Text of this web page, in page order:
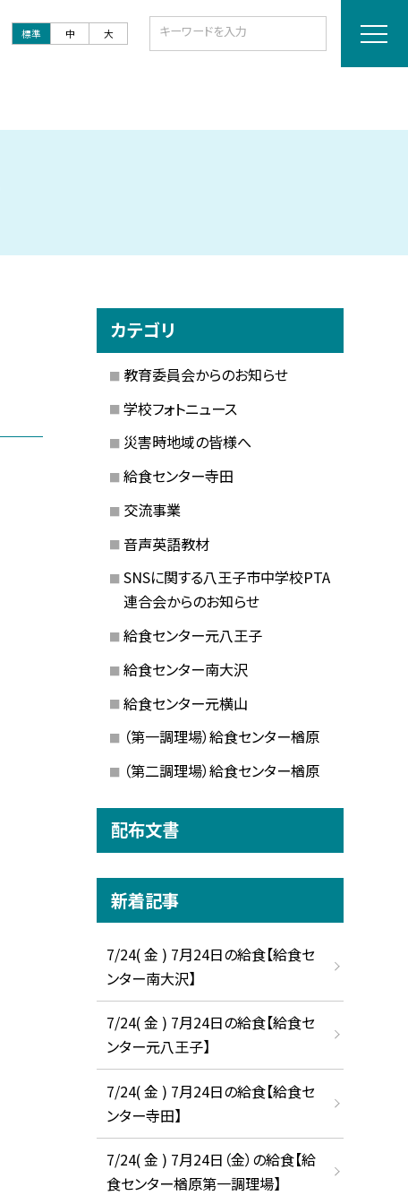
標準 中 大
カテゴリ
教育委員会からのお知らせ
学校フォトニュース
災害時地域の皆様へ
給食センター寺田
交流事業
音声英語教材
SNSに関する八王子市中学校PTA
連合会からのお知らせ
給食センター元八王子
給食センター南大沢
給食センター元横山
（第一調理場）給食センター楢原
（第二調理場）給食センター楢原
配布文書
新着記事
7/24( 金 ) 7月24日の給食【給食セ
ンター南大沢】
7/24( 金 ) 7月24日の給食【給食セ
ンター元八王子】
7/24( 金 ) 7月24日の給食【給食セ
ンター寺田】
7/24( 金 ) 7月24日（金）の給食【給
食センター楢原第一調理場】